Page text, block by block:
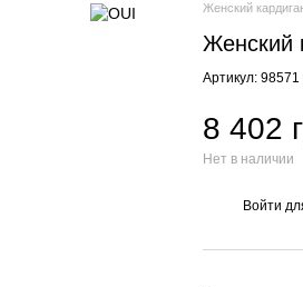
Женский
Женский
Артикул:
8 402
Нет в наличии
Войти